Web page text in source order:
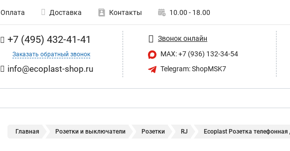
Оплата Доставка Контакты 10.00 - 18.00
+7 (495) 432-41-41
Заказать обратный звонок
info@ecoplast-shop.ru
Звонок онлайн
MAX: +7 (936) 132-34-54
Telegram: ShopMSK7
Главная Розетки и выключатели Розетки RJ Ecoplast Розетка